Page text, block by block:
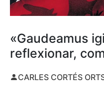
«Gaudeamus
reflexionar,
CARLES CORTÉS